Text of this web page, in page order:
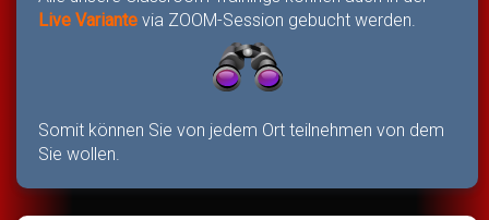
Live Variante via ZOOM-Session gebucht werden.
Somit können Sie von jedem Ort teilnehmen von dem
Sie wollen.